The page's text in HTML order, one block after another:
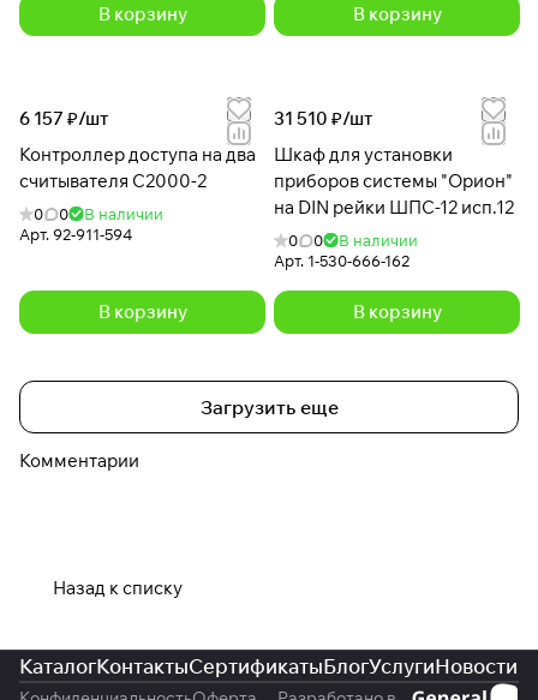
В корзину В корзину
6 157 ₽/шт
Контроллер доступа на два
считывателя С2000-2
0 0
В наличии
Арт.92-911-594
В корзину
31 510 ₽/шт
Шкаф для установки
приборов системы "Орион"
на DIN рейки ШПС-12 исп.12
0 0
В наличии
Арт. 1-530-666-162
В корзину
Загрузить еще
Комментарии
Назад к списку
КаталогКонтактыСертификатыБлогУслугиНовости